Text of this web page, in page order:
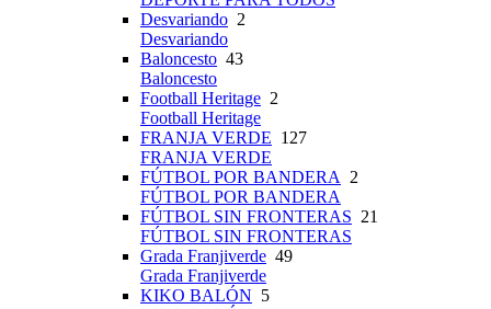
Desvariando 2
Desvariando
Baloncesto 43
Baloncesto
Football Heritage 2
Football Heritage
FRANJA VERDE 127
FRANJA VERDE
FÚTBOL POR BANDERA
2
FÚTBOL POR BANDERA
FÚTBOL SIN FRONTERAS 21
FÚTBOL SIN FRONTERAS
Grada Franjiverde 49
Grada Franjiverde
KIKO BALÓN 5